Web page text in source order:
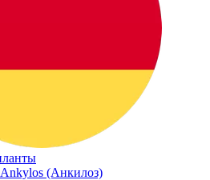
(Анкилоз)